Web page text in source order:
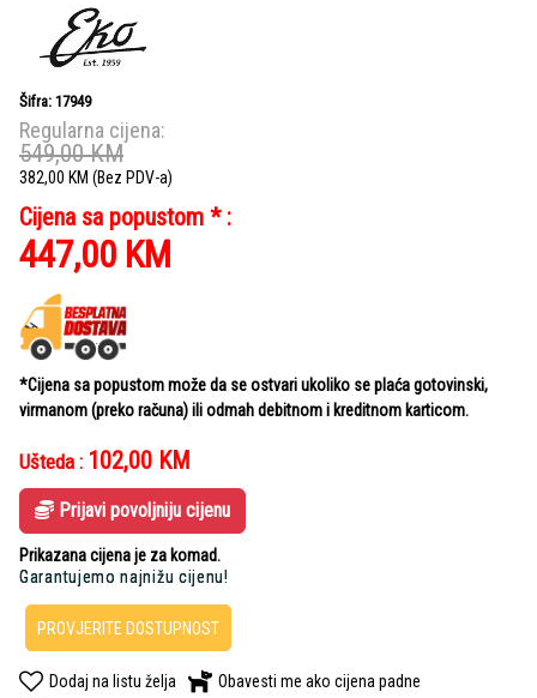
Šifra: 17949
Regularna cijena:
549,00KM
382,00 KM (Bez PDV-a)
Cijena sa popustom * :
447,00 KM
*Cijena sa popustom može da se ostvari ukoliko se plaća gotovinski,
virmanom (preko računa) ili odmah debitnom i kreditnom karticom.
Ušteda : 102,00 KM
Prijavi povoljniju cijenu
Prikazana cijena je za komad.
Garantujemo najnižu cijenu!
PROVJERITE DOSTUPNOST
Dodaj na listu želja
Obavesti me ako cijena padne